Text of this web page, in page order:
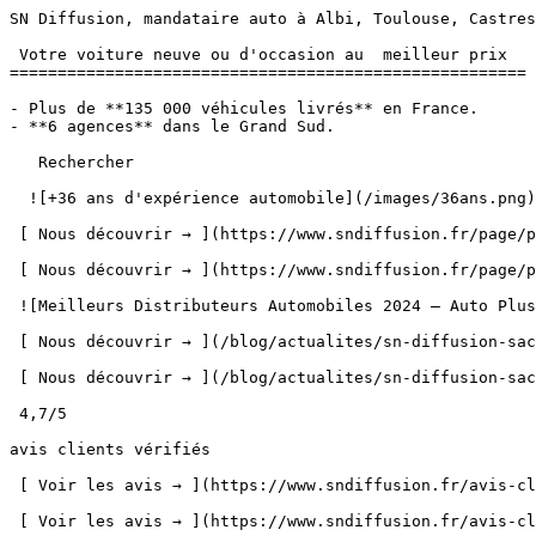
SN Diffusion, mandataire auto à Albi, Toulouse, Castres, Carcassonne, Montauban et Cahors            Mandataire, Importateur de Véhicules depuis 1990

 Votre voiture neuve ou d'occasion au  meilleur prix  
======================================================

- Plus de **135 000 véhicules livrés** en France.
- **6 agences** dans le Grand Sud.

   Rechercher  

  ![+36 ans d'expérience automobile](/images/36ans.png)+36 ans d'expérience automobile

 [ Nous découvrir → ](https://www.sndiffusion.fr/page/presentation) 

 [ Nous découvrir → ](https://www.sndiffusion.fr/page/presentation) 

 ![Meilleurs Distributeurs Automobiles 2024 – Auto Plus](/images/recompenses/autoplus-2026.png)Meilleur Distributeur Automobile 2026

 [ Nous découvrir → ](/blog/actualites/sn-diffusion-sacre-meilleur-distributeur-automobile-2026-par-auto-plus) 

 [ Nous découvrir → ](/blog/actualites/sn-diffusion-sacre-meilleur-distributeur-automobile-2026-par-auto-plus) 

 4,7/5             

avis clients vérifiés

 [ Voir les avis → ](https://www.sndiffusion.fr/avis-clients) 

 [ Voir les avis → ](https://www.sndiffusion.fr/avis-clients) 

 Nos promotions
--------------

   [ ![Pub Kia 07/2026](https://www.sndiffusion.fr/storage/761/conversions/01KYSS6A8CT9877XZBDME2B42M-large.webp) ](https://www.sndiffusion.fr/mandataire/recherche?condition=Neuve&brand=Kia&model=SPORTAGE)  

  [ ![Pub C5 07/2026](https://www.sndiffusion.fr/storage/759/conversions/01KYSP968AGYBC0DHVFK7EXFTQ-large.webp) ](https://www.sndiffusion.fr/mandataire/recherche?sortBy=sn_prod_vehicles_price_desc&brand=Citro%C3%ABn&model=C5%20AIRCROSS)  

  [ ![Pub 5008 07/26](https://www.sndiffusion.fr/storage/758/conversions/01KYSP5MYJ45STMPNG5FD9409F-large.webp) ](https://www.sndiffusion.fr/mandataire/recherche?condition=Neuve&brand=Peugeot&model=5008)  

  [ ![Antilope van 06/26](https://www.sndiffusion.fr/storage/350/conversions/01KTXMSC9PZW51BQRBWCXNW0DW-large.webp) ](https://www.sndiffusion.fr/mandataire/recherche?query=antilope%20van)  

     [ ![Hybrides](https://www.sndiffusion.fr/storage/202/conversions/01KS7XC03EY39CYPSR8DK3ESWB-thumb.avif) Hybrides ](https://www.sndiffusion.fr/mandataire/energie-hybride) 

 [ ![Électriques](https://www.sndiffusion.fr/storage/347/conversions/01KTXDW4JTW6G8P4Q8V0R6WVTD-thumb.avif) Électriques ](https://sndiffusion.fr/mandataire/energie-electrique) 

 [ ![4x4 et SUV](https://www.sndiffusion.fr/storage/207/conversions/01KS8117W3E3CTVRVG0DAZ9C1Y-thumb.avif) 4x4 et SUV ](https://sndiffusion.fr/mandataire/type-suv) 

 [ ![Citadine](https://www.sndiffusion.fr/storage/205/conversions/01KS80500F90XAMA5BA15FQ2GN-thumb.avif) Citadine ](https://sndiffusion.fr/mandataire/type-citadine) 

 [ ![Berline / Break](https://www.sndiffusion.fr/storage/208/conversions/01KS829HDT8Q1WQE85Y9B3TDX5-thumb.avif) Berline / Break ](https://www.sndiffusion.fr/mandataire/recherche?category=Break%2CBerline) 

 [ ![Utilitaires](https://www.sndiffusion.fr/storage/209/conversions/01KS82N6JGY26W3DDTMSYX2YQ6-thumb.avif) Utilitaires ](https://sndiffusion.fr/mandataire/type-utilitaire) 

 [ ![Coupé / Cabriolet](https://www.sndiffusion.fr/storage/210/conversions/01KSN370ES5F646M1DNSKNEP6G-thumb.avif) Coupé / Cabriolet ](https://sndiffusion.fr/mandataire/recherche?category=Coup%C3%A9%2CCabriolet) 

 [ ![Loisirs](https://www.sndiffusion.fr/storage/348/conversions/01KTXHKMH1ZBAA50KSH9CN8YZW-thumb.avif) Loisirs ](https://www.sndiffusion.fr/mandataire/recherche?query=antilope%20van) 

 [ ![Collection](https://